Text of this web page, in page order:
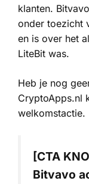
klanten.
onder toezicht
en is over het
LiteBit was.
Heb je nog
CryptoApps.nl
welkomstactie.
[CTA
Bitvavo